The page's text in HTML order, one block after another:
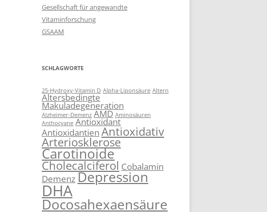
Gesellschaft für angewandte
Vitaminforschung
GSAAM
SCHLAGWORTE
25-Hydroxy-Vitamin D Alpha-Liponsäure Altern
Altersbedingte
Makuladegeneration
Alzheimer-Demenz AMD Aminosäuren
Anthocyane Antioxidant
Antioxidantien Antioxidativ
Arteriosklerose
Carotinoide
Cholecalciferol Cobalamin
DemenzDepression
DHA
Docosahexaensäure